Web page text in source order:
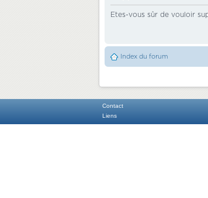
Etes-vous sûr de vouloir
Index du forum
Contact
Liens